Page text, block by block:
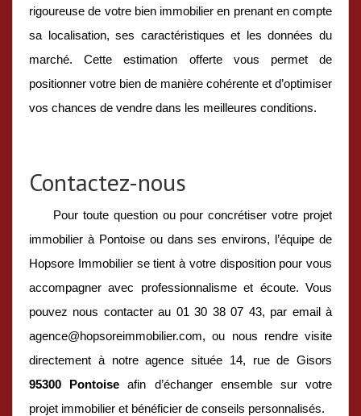
rigoureuse de votre bien immobilier en prenant en compte
sa localisation, ses caractéristiques et les données du
marché. Cette estimation offerte vous permet de
positionner votre bien de manière cohérente et d’optimiser
vos chances de vendre dans les meilleures conditions.
Contactez-nous
Pour toute question ou pour concrétiser votre projet
immobilier à Pontoise ou dans ses environs, l’équipe de
Hopsore Immobilier se tient à votre disposition pour vous
accompagner avec professionnalisme et écoute. Vous
pouvez nous contacter au 01 30 38 07 43, par email à
agence@hopsoreimmobilier.com, ou nous rendre visite
directement à notre agence située 14, rue de Gisors
95300 Pontoise afin d’échanger ensemble sur votre
projet immobilier et bénéficier de conseils personnalisés.